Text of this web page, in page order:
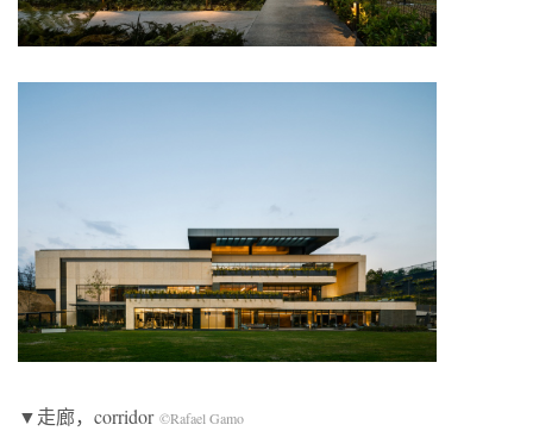
▼走廊，corridor ©Rafael Gamo